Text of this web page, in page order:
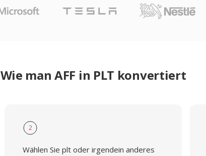
Wie man AFF in PLT konvertiert
2
Wählen Sie plt oder irgendein anderes